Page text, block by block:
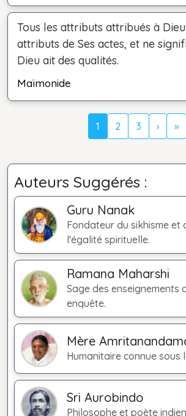
Tous les attributs attribués à
attributs de Ses actes, et ne
Dieu ait des qualités.
Maïmonide
1 2 3 › »
Auteurs Suggérés :
Guru Nanak
Fondateur du sikhisme et
l'égalité spirituelle.
Ramana Maharshi
Sage des enseignements
enquête.
Mère
Humanitaire connue sous
Sri Aurobindo
Philosophe et poète